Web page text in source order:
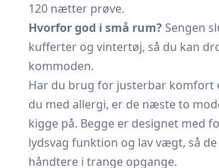
120 nætter prøve.
Hvorfor god i små rum? Sengen
kufferter og vintertøj, så du kan
kommoden.
Har du brug for justerbar
du med allergi, er de næste to
kigge på. Begge er designet med
lydsvag funktion og lav vægt, så
håndtere i trange opgange.